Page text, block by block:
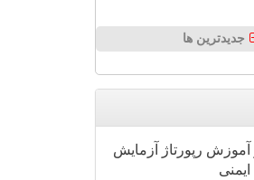
جدیدترین ها
آموزش رپورتاژ
آزمایش
ایمنی